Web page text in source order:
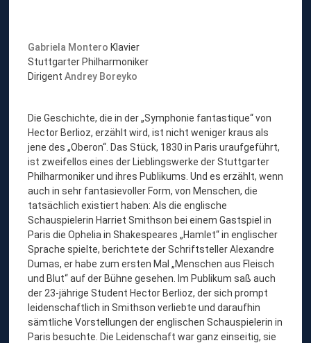
Gabriela Montero Klavier
Stuttgarter Philharmoniker
DirigentAndrey Boreyko
Die Geschichte, die in der „Symphonie fantastique“ von
Hector Berlioz, erzählt wird, ist nicht weniger kraus als
jene des „Oberon“. Das Stück, 1830 in Paris uraufgeführt,
ist zweifellos eines der Lieblingswerke der Stuttgarter
Philharmoniker und ihres Publikums. Und es erzählt, wenn
auch in sehr fantasievoller Form, von Menschen, die
tatsächlich existiert haben: Als die englische
Schauspielerin Harriet Smithson bei einem Gastspiel in
Paris die Ophelia in Shakespeares „Hamlet“ in englischer
Sprache spielte, berichtete der Schriftsteller Alexandre
Dumas, er habe zum ersten Mal „Menschen aus Fleisch
und Blut“ auf der Bühne gesehen. Im Publikum saß auch
der 23-jährige Student Hector Berlioz, der sich prompt
leidenschaftlich in Smithson verliebte und daraufhin
sämtliche Vorstellungen der englischen Schauspielerin in
Paris besuchte. Die Leidenschaft war ganz einseitig, sie